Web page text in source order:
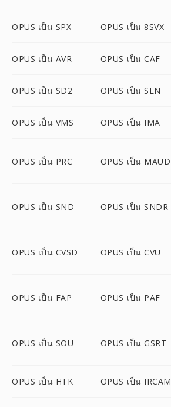
OPUS เป็น SPX OPUS เป็น 8SVX
OPUS เป็น AVR OPUS เป็น CAF
OPUS เป็น SD2 OPUS เป็น SLN
OPUS เป็น VMS OPUS เป็น IMA
OPUS เป็น PRC OPUS เป็น MAUD
OPUS เป็น SND OPUS เป็น SNDR
OPUS เป็น CVSD OPUS เป็น CVU
OPUS เป็น FAP OPUS เป็น PAF
OPUS เป็น SOU OPUS เป็น GSRT
OPUS เป็น HTK OPUS เป็น IRCAM